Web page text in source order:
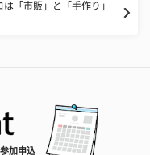
「市販」と「手作り」
加申込